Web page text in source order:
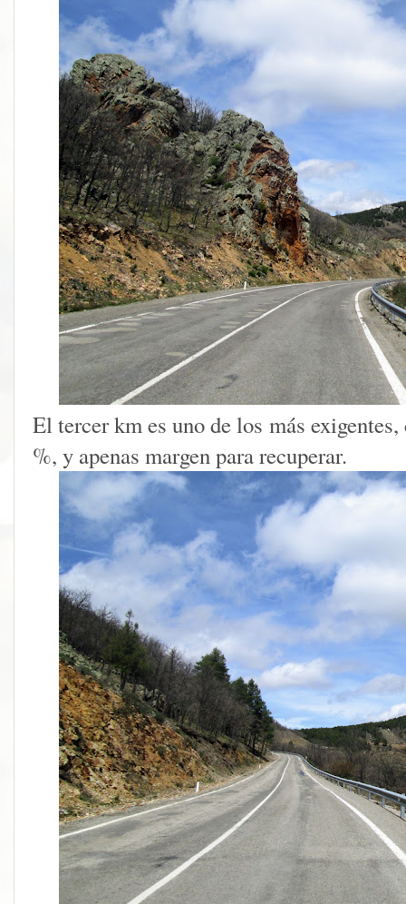
El tercer km es uno de los más
%, y apenas margen para recuperar.